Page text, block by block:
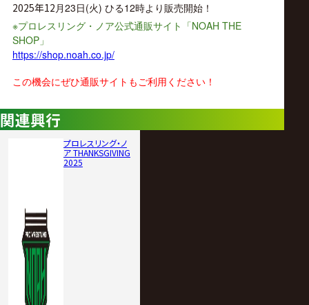
2025年12月23日(火) ひる12時より販売開始！
※プロレスリング・ノア公式通販サイト「 NOAH THE
SHOP」
https://shop.noah.co.jp/
この機会にぜひ通販サイトもご利用ください！
関連興行
プロレスリング・ノ
ア THANKSGIVING
2025